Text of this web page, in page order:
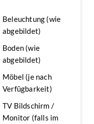
Beleuchtung (wie
abgebildet)
Boden (wie
abgebildet)
Möbel (je nach
Verfügbarkeit)
TV Bildschirm /
Monitor (falls im